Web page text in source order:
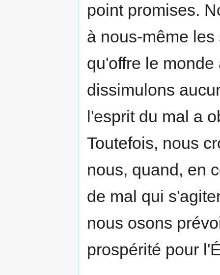
point promises.
à nous-même
qu'offre le
dissimulons
l'esprit du mal a
Toutefois, nous
nous, quand, en
de mal qui
nous osons
prospérité pour